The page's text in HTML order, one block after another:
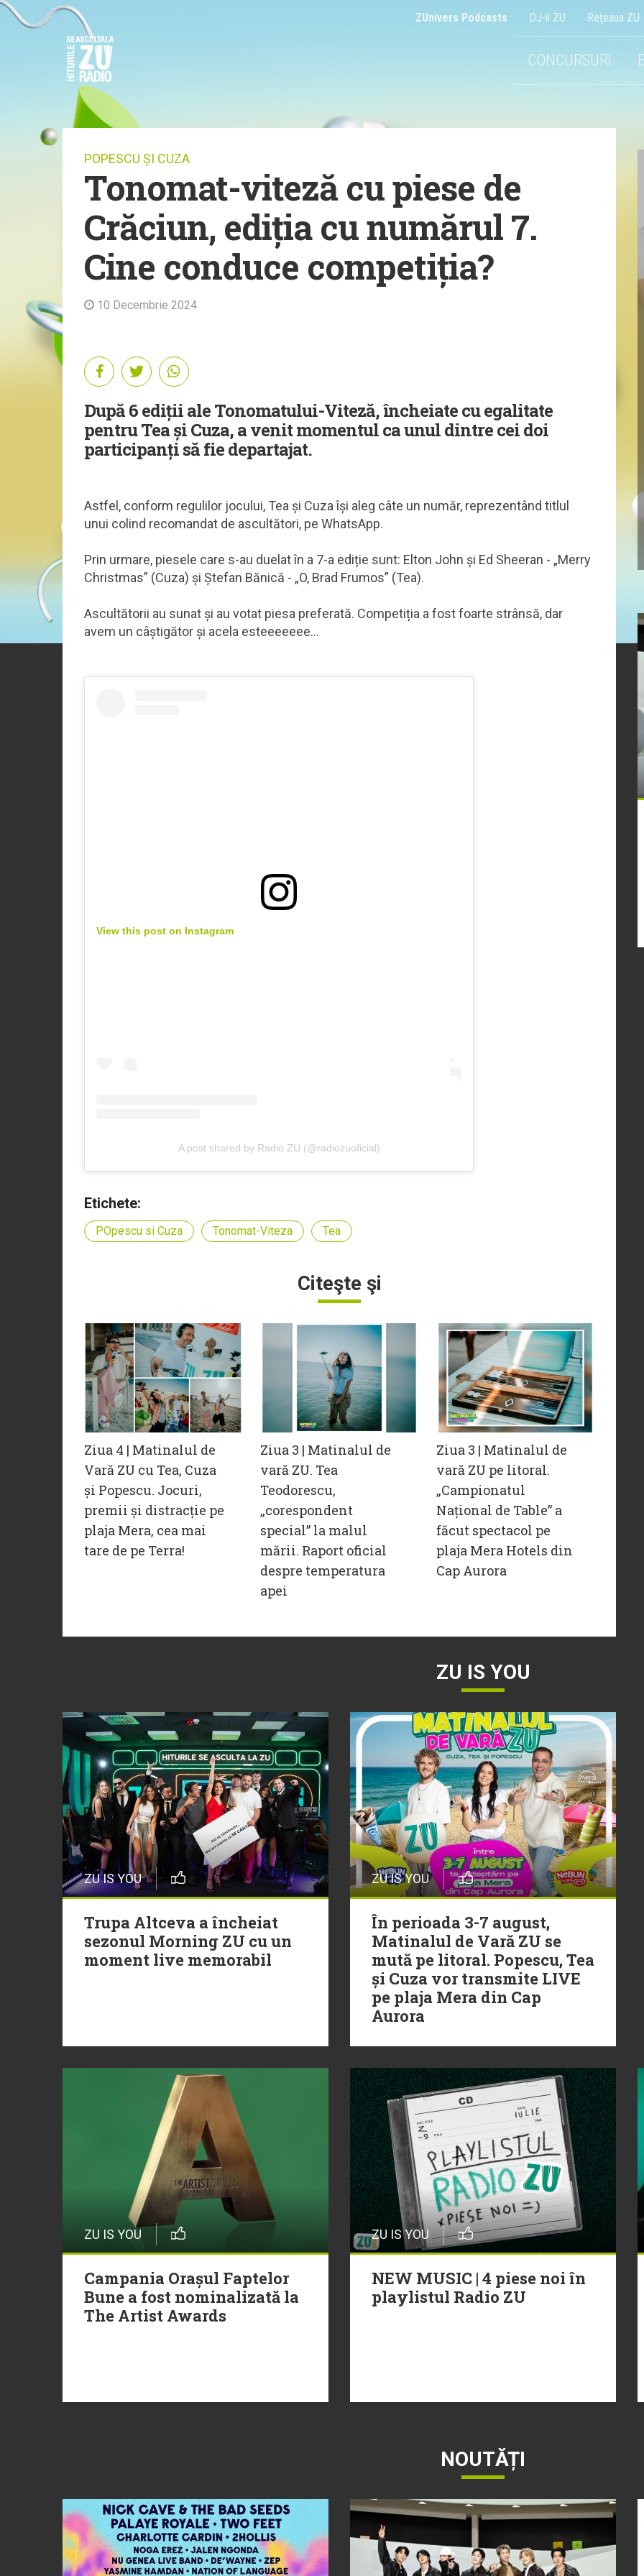
ZUnivers Podcasts DJ-ii ZU Reţeaua ZU
CONCURSURI
POPESCU ȘI CUZA
Tonomat-viteză cu piese de
Crăciun, ediția cu numărul 7.
Cine conduce competiția?
10 Decembrie 2024
După 6 ediții ale Tonomatului-Viteză, încheiate cu egalitate
pentru Tea și Cuza, a venit momentul ca unul dintre cei doi
participanți să fie departajat.
Astfel, conform regulilor jocului, Tea și Cuza își aleg câte un număr, reprezentând titlul
unui colind recomandat de ascultători, pe WhatsApp.
Prin urmare, piesele care s-au duelat în a 7-a ediție sunt: Elton John și Ed Sheeran - „Merry
Christmas” (Cuza) și Ștefan Bănică - „O, Brad Frumos” (Tea).
Ascultătorii au sunat și au votat piesa preferată. Competiția a fost foarte strânsă, dar
avem un câștigător și acela esteeeeeee...
View this post on Instagram
A post shared by Radio ZU (@radiozuoficial)
Etichete:
POpescu si Cuza Tonomat-Viteza Tea
Citeşte şi
Ziua 4 | Matinalul de
Vară ZU cu Tea, Cuza
și Popescu. Jocuri,
premii și distracție pe
plaja Mera, cea mai
tare de pe Terra!
Ziua 3 | Matinalul de
vară ZU. Tea
Teodorescu,
„corespondent
special” la malul
mării. Raport oficial
despre temperatura
apei
Ziua 3 | Matinalul de
vară ZU pe litoral.
„Campionatul
Național de Table” a
făcut spectacol pe
plaja Mera Hotels din
Cap Aurora
ZU IS YOU
ZU IS YOU
Trupa Altceva a încheiat
sezonul Morning ZU cu un
moment live memorabil
ZU IS YOU
În perioada 3-7 august,
Matinalul de Vară ZU se
mută pe litoral. Popescu, Tea
și Cuza vor transmite LIVE
pe plaja Mera din Cap
Aurora
ZU IS YOU
Campania Orașul Faptelor
Bune a fost nominalizată la
The Artist Awards
ZU IS YOU
NEW MUSIC | 4 piese noi în
playlistul Radio ZU
NOUTĂȚI